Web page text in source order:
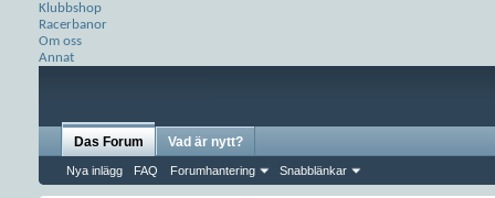
Klubbshop
Racerbanor
Om oss
Annat
Das Forum
Nya inlägg FAQ Forumhantering Snabblänkar
Vad är nytt?